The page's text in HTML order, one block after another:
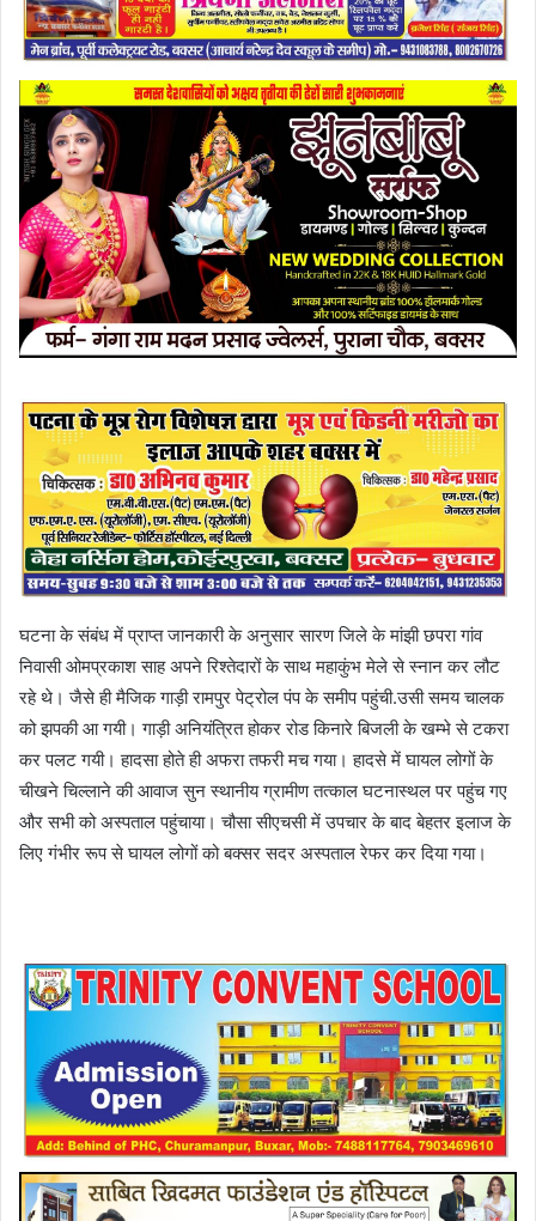
घटना के संबंध में प्राप्त जानकारी के अनुसार सारण जिले के मांझी छपरा गांव
निवासी ओमप्रकाश साह अपने रिश्तेदारों के साथ महाकुंभ मेले से स्नान कर लौट
रहे थे। जैसे ही मैजिक गाड़ी रामपुर पेट्रोल पंप के समीप पहुंची.उसी समय चालक
को झपकी आ गयी। गाड़ी अनियंत्रित होकर रोड किनारे बिजली के खम्भे से टकरा
कर पलट गयी। हादसा होते ही अफरा तफरी मच गया। हादसे में घायल लोगों के
चीखने चिल्लाने की आवाज सुन स्थानीय ग्रामीण तत्काल घटनास्थल पर पहुंच गए
और सभी को अस्पताल पहुंचाया। चौसा सीएचसी में उपचार के बाद बेहतर इलाज के
लिए गंभीर रूप से घायल लोगों को बक्सर सदर अस्पताल रेफर कर दिया गया।